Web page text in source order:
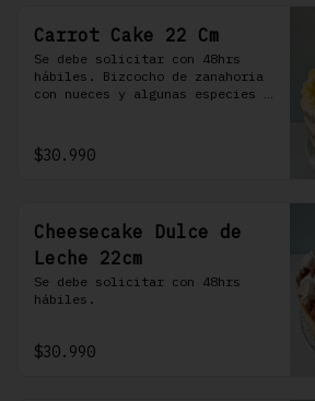
Carrot Cake 22 Cm
Se debe solicitar con 48hrs
hábiles. Bizcocho de zanahoria
con nueces y algunas especies
crema.
$30.990
Cheesecake Dulce de
Leche 22cm
Se debe solicitar con 48hrs
hábiles.
$30.990